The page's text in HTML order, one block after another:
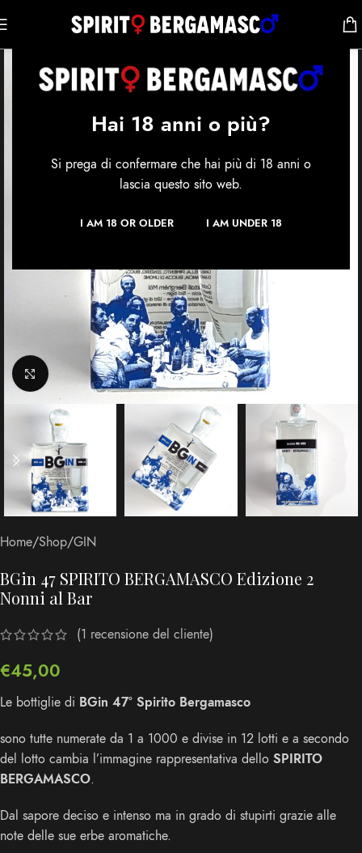
Hai 18 anni o più?
Si prega di confermare che hai più di 18 anni o
lascia questo sito web.
I AM 18 OR OLDER I AM UNDER 18
Clicca per ingrandire
Home/Shop/GIN
BGin 47 SPIRITO BERGAMASCO Edizione 2
Nonni al Bar
(1 recensione del cliente)
€45,00
Le bottiglie di BGin 47° Spirito Bergamasco
sono tutte numerate da 1 a 1000 e divise in 12 lotti e a secondo
del lotto cambia l’immagine rappresentativa dello SPIRITO
BERGAMASCO.
Dal sapore deciso e intenso ma in grado di stupirti grazie alle
note delle sue erbe aromatiche.